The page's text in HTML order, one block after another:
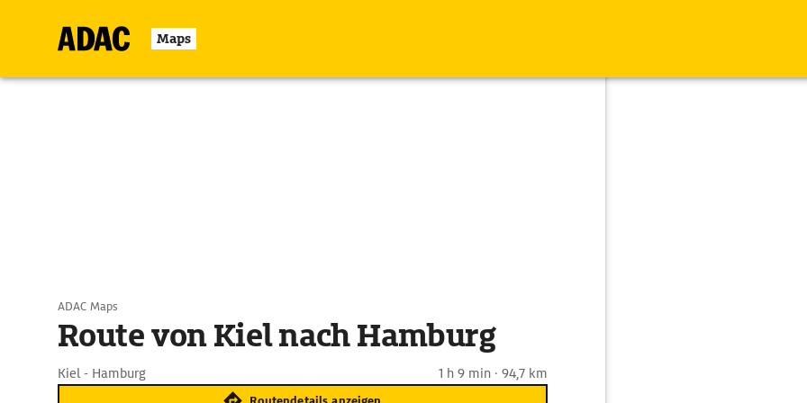
Maps
ADAC Maps
Route von Kiel nach Hamburg
Kiel - Hamburg 1 h 9 min · 94,7 km